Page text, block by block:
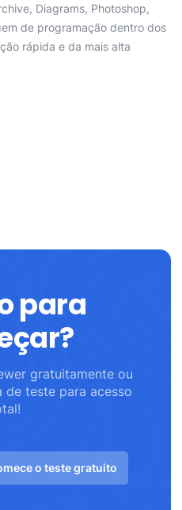
Diagrams, Photoshop,
de programação dentro dos
rápida e da mais alta
para
gratuitamente ou
de teste para acesso
o teste gratuito